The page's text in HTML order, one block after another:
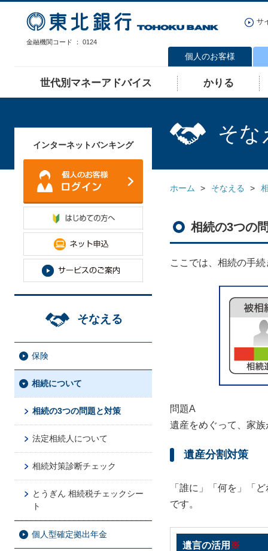
金融機関コード ： 0124
サ
個人のお客様
世代別マネーアドバイス かりる
そな
ホーム そなえる
相続の3つの
ここでは、相続の手
問題A
遺産をめぐって、家
遺産分割対策
「誰に」「何を」「
です。
遺言の活用 ※
インターネットバンキング
そなえる
保険
相続について
相続の3つの問題と対策
法定相続人について
相続対策診断チェック
とうぎん 相続税チェックシー
ト
個人型確定拠出年金